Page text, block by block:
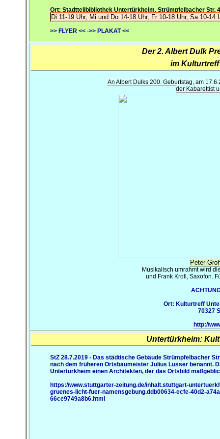
Ort: Stadtteilbibliothek Untertürkheim, Strümpfelbacher Str.
Di 11-19 Uhr, Mi und Do 14-18 Uhr, Fr 10-18 Uhr, Sa 10-14
>> FLYER << ->> PLAKAT <<
Der 2. Albert Dulk
im
An Albert Dulks 200. Geburtstag, am
der Kabarettist
Peter
Musikalisch umrahmt wird
und Frank Kroll, Saxofon.
Ort: Kulturtreff
70327
http://
Untertürkheim:
StZ 28.7.2019 - Das städtische Gebäude Strümpfelbacher
nach dem früheren Ortsbaumeister Julius Lusser benannt.
Untertürkheim einen Architekten, der das Ortsbild
https://www.stuttgarter-zeitung.de/inhalt.stuttgart-
gruenes-licht-fuer-namensgebung.ddb00634-ecfe-40d2-
66ce9749a8b6.html